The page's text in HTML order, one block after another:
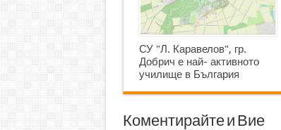
СУ "Л. Каравелов", гр.
Добрич е най- активното
училище в България
Коментирайте и Вие